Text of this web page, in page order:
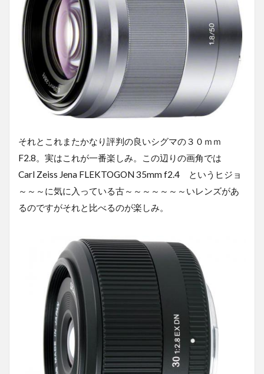
それとこれまたかなり評判の良いシグマの３０ｍｍ
F2.8。実はこれが一番楽しみ。この辺りの画角では
Carl Zeiss Jena FLEKTOGON 35mm f2.4 というヒジョ
～～～に気に入っている古～～～～～～～いレンズがあ
るのですがそれと比べるのが楽しみ。